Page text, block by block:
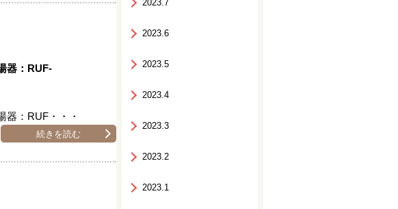
器：RUF-
器：RUF・・・
続きを読む
2023.7
2023.6
2023.5
2023.4
2023.3
2023.2
2023.1